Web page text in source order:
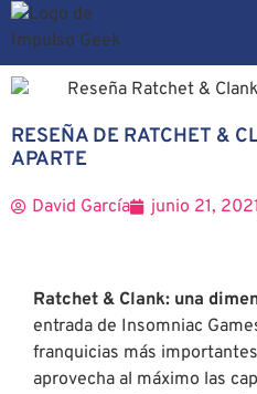
RESEÑA DE RATCHET &
APARTE
David García junio 21, 2021
Ratchet & Clank: una
entrada de Insomniac
franquicias más
aprovecha al máximo las